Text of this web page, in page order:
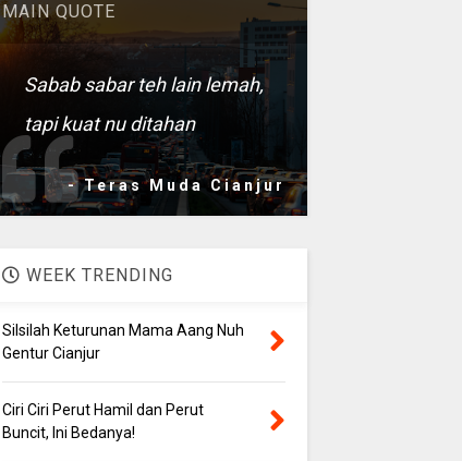
MAIN QUOTE
Sabab sabar teh lain lemah,
tapi kuat nu ditahan
- Teras Muda Cianjur
WEEK TRENDING
Silsilah Keturunan Mama Aang Nuh
Gentur Cianjur
Ciri Ciri Perut Hamil dan Perut
Buncit, Ini Bedanya!